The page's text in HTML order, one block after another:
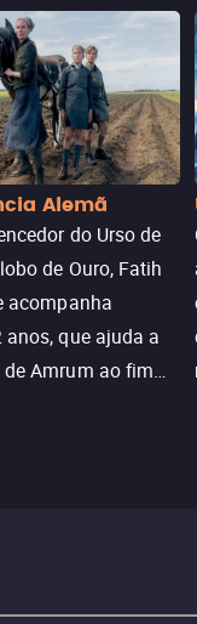
Alemã
do Urso de
de Ouro, Fatih
acompanha
anos, que ajuda a
Amrum ao fim